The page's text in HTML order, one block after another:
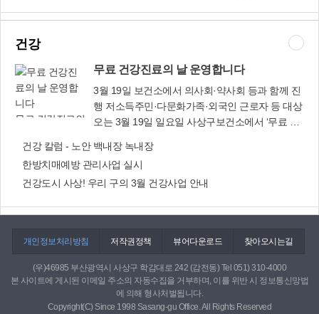
수십 가지 문장으로 만들어 말해보고 들어보고 하
는 과정이 필요한데, 우리는 그것을 아예 하지 않
한 부분입니다. 간단한 예를 들어보겠습니다. How
old are you? What's your name? 영어를 조금이라
도 접해 보신 분들은 이 문장이 나왔을 때 해석을
굳이 하시나요? 바로 나는 몇 살입니다, 저는 누구
닙니다. 위 두 문장은 우리가 너무나도 많이 들어
왔던 문장이라 이제는 익숙해진 겁니다. 여기서 가
장 중요한 표현이 있습니다. 영어가 안 들리는 이
는다는 겁니다. 익숙한 문장은 해석할 필요도 없이
니다. 익숙해지자. 익숙해지려면 학(學)도 중요하
다. 영어에서 학(學)에 해당되는 파트가 Reading과
Listening이고 습(習)에 해당되는 파트가 Writing과
Speaking입니다. 다양하고 많은 양의 단어와 글을
다. 두 해 전 묘목을 사서 심은 홍매화가 햇살에 물
지켜선 나무들은 가지마다 쌀알만한 혹은 콩알만
한 움을 하나씩 보기 좋게 물고 있다. 저 깜찍하고
얄미운 생의 모습이라니. 정말 봄다운 봄이 오려는
것인가. 봄이 와서, 모든 초목과 그리고 길것, 날것
들이 제 목숨의 색을 바라듯, 사람도 제 귀한 목숨
의 색을 가질 수 있었으면 좋겠다. 지난 겨울의 상
처에 새록새록 새살이 좀 돋았으면 좋겠다. 많은
조그만 나라가 외세에 놀려 남북으로 나뉘어진 마
당에, 정치하는 자들의 정치놀음으로 동서가 나뉘
더욱 애처롭게 한다. 그 생각만 하면 자꾸 눈물이
인은 아니지만, 그저 새봄이 와서, 우리 사람들도
좀 평화롭게 꽃피고 화사하게 팔랑거렸으면 하는
마음이다. 새들에게 어깨를 내어주는 나무처럼, 여
감사합니다!
520만5천원 대비 124.4%) 상당의 이웃돕기 성금
(품)을 모금해 부산사회복지공동모금회에 전달했
든 분들께 진심으로 감사드리며, <사상소식> 이번
호에는 1월 1일~1월 31일 접수 분(5만원 이상)을
게재합니다.
건강
무료 건강진료의 날 운영합니다
무료 건강진료의
3월 19일 보건소에서 의사회·약사회 등과 함께 진
행 저소득주민·다문화가족·외국인 근로자 등 대상
오는 3월 19일 일요일 사상구보건소에서 ‘무료 건
낮 12시30분까지 내과·소아청소년과·정형외과·치
과·한의과 전문의들이 경제적 어려움 등으로 병원
을 찾기 힘든 외국인 근로자와 다문화가족, 기초생
상담도 하고, 결핵검사도 하며, 간단한 의약품도
건소와 의료협약을 맺은 좋은삼선병원에서 무료
로 치료해줄 계획이다. 우리말이 서툰 외국인들을
위해서는 영어와 베트남어를 쓰는 자원봉사자들
이 도움을 준다. 진료를 희망하는 분은 신분증 또
는 건강보험증을 가지고 보건소 2층 민원실을 방
건강 칼럼 - 노안 백내장 녹내장
한방치매예방 관리사업 실시
건강도시 사상! 우리 구의 3월 건강사업 안내
개인정보처리방침 저작권정책 뷰어다운로드 찾아오시는길
(우)46985 부산광역시 사상구 학감대로 242 (감전동) Tel 051) 310-4000
본 사이트에 게시된 이메일 주소의 자동수집을 거부하며, 이를 위반 시 정보통신망법
에 의해 형사처벌됩니다.
Copyright(C) Since 1998 Sasang-gu Office. All Rights Reserved